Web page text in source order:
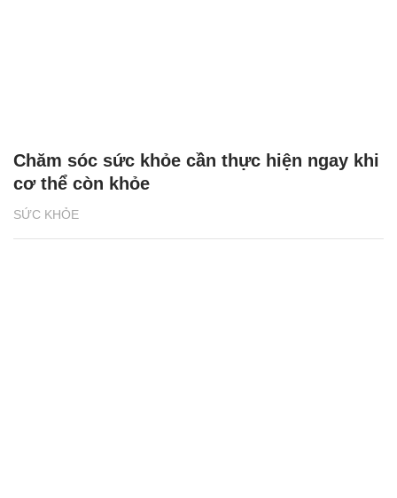
SỨC KHỎE
Chăm sóc sức khỏe cần thực hiện ngay khi
cơ thể còn khỏe